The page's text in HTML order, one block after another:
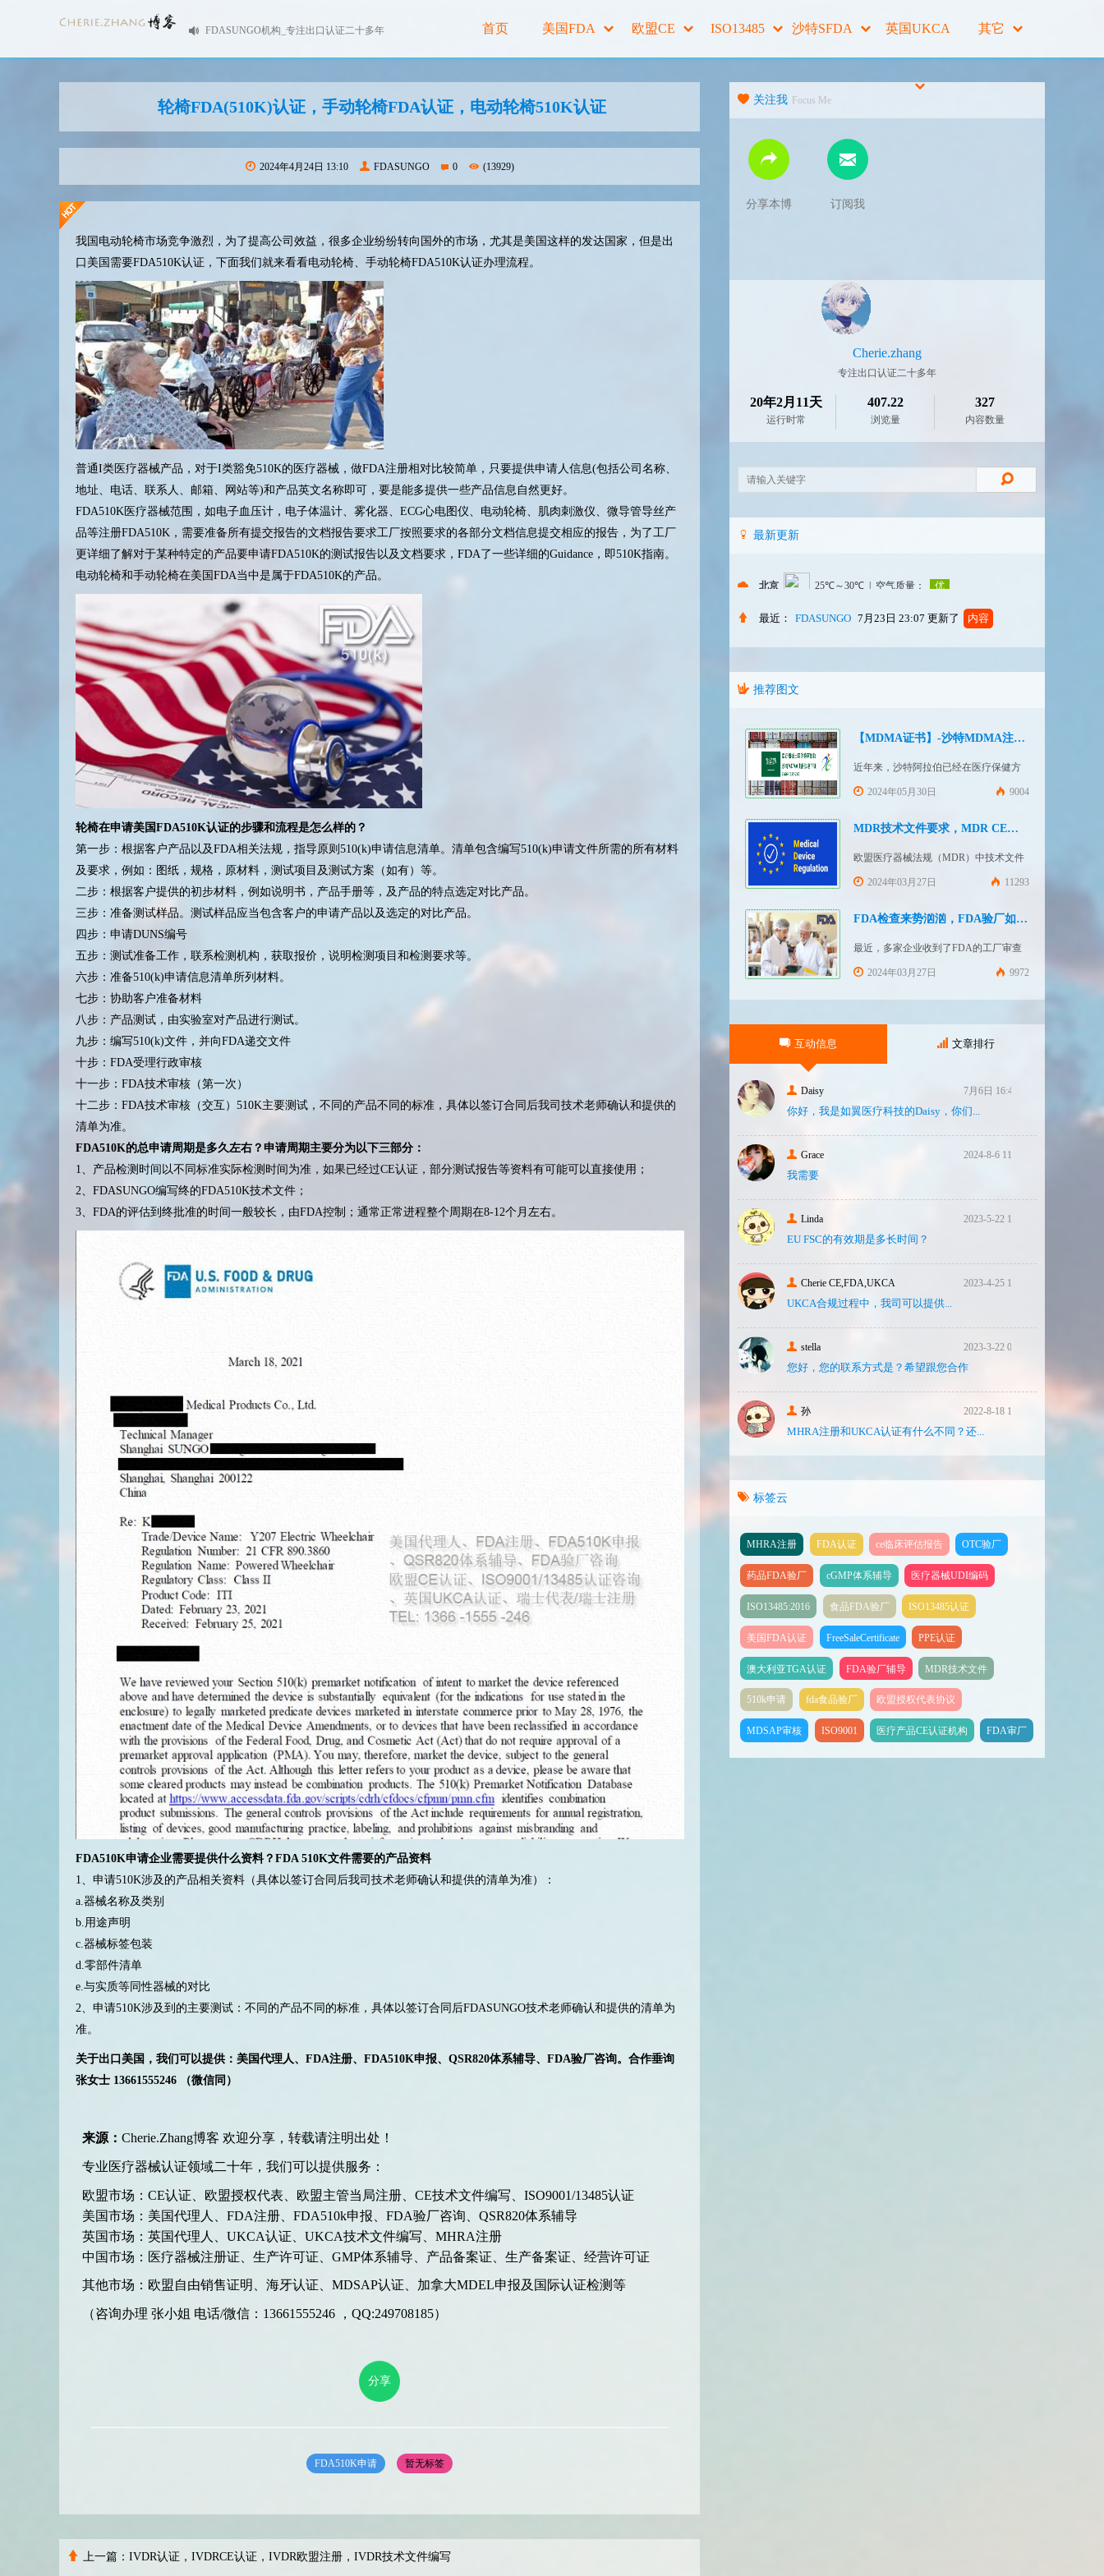
FDASUNGO机构_专注出口认证二十多年 首页 美国FDA 欧盟CE ISO13485 沙特SFDA 英国UKCA 其它
轮椅FDA(510K)认证，手动轮椅FDA认证，电动轮椅510K认证
2024年4月24日 13:10 FDASUNGO 0 (13929)
我国电动轮椅市场竞争激烈，为了提高公司效益，很多企业纷纷转向国外的市场，尤其是美国这样的发达国家，但是出
口美国需要FDA510K认证，下面我们就来看看电动轮椅、手动轮椅FDA510K认证办理流程。
普通I类医疗器械产品，对于I类豁免510K的医疗器械，做FDA注册相对比较简单，只要提供申请人信息(包括公司名称、
地址、电话、联系人、邮箱、网站等)和产品英文名称即可，要是能多提供一些产品信息自然更好。
FDA510K医疗器械范围，如电子血压计，电子体温计、雾化器、ECG心电图仪、电动轮椅、肌肉刺激仪、微导管导丝产
品等注册FDA510K，需要准备所有提交报告的文档报告要求工厂按照要求的各部分文档信息提交相应的报告，为了工厂
更详细了解对于某种特定的产品要申请FDA510K的测试报告以及文档要求，FDA了一些详细的Guidance，即510K指南。
电动轮椅和手动轮椅在美国FDA当中是属于FDA510K的产品。
轮椅在申请美国FDA510K认证的步骤和流程是怎么样的？
第一步：根据客户产品以及FDA相关法规，指导原则510(k)申请信息清单。清单包含编写510(k)申请文件所需的所有材料
及要求，例如：图纸，规格，原材料，测试项目及测试方案（如有）等。
二步：根据客户提供的初步材料，例如说明书，产品手册等，及产品的特点选定对比产品。
三步：准备测试样品。测试样品应当包含客户的申请产品以及选定的对比产品。
四步：申请DUNS编号
五步：测试准备工作，联系检测机构，获取报价，说明检测项目和检测要求等。
六步：准备510(k)申请信息清单所列材料。
七步：协助客户准备材料
八步：产品测试，由实验室对产品进行测试。
九步：编写510(k)文件，并向FDA递交文件
十步：FDA受理行政审核
十一步：FDA技术审核（第一次）
十二步：FDA技术审核（交互）510K主要测试，不同的产品不同的标准，具体以签订合同后我司技术老师确认和提供的
清单为准。
FDA510K的总申请周期是多久左右？申请周期主要分为以下三部分：
1、产品检测时间以不同标准实际检测时间为准，如果已经过CE认证，部分测试报告等资料有可能可以直接使用；
2、FDASUNGO编写终的FDA510K技术文件；
3、FDA的评估到终批准的时间一般较长，由FDA控制；通常正常进程整个周期在8-12个月左右。
FDA510K申请企业需要提供什么资料？FDA 510K文件需要的产品资料
1、申请510K涉及的产品相关资料（具体以签订合同后我司技术老师确认和提供的清单为准）：
a.器械名称及类别
b.用途声明
c.器械标签包装
d.零部件清单
e.与实质等同性器械的对比
2、申请510K涉及到的主要测试：不同的产品不同的标准，具体以签订合同后FDASUNGO技术老师确认和提供的清单为
准。
关于出口美国，我们可以提供：美国代理人、FDA注册、FDA510K申报、QSR820体系辅导、FDA验厂咨询。合作垂询
张女士 13661555246 （微信同）
来源： Cherie.Zhang博客 欢迎分享，转载请注明出处！
专业医疗器械认证领域二十年，我们可以提供服务：
欧盟市场：CE认证、欧盟授权代表、欧盟主管当局注册、CE技术文件编写、ISO9001/13485认证
美国市场：美国代理人、FDA注册、FDA510k申报、FDA验厂咨询、QSR820体系辅导
英国市场：英国代理人、UKCA认证、UKCA技术文件编写、MHRA注册
中国市场：医疗器械注册证、生产许可证、GMP体系辅导、产品备案证、生产备案证、经营许可证
其他市场：欧盟自由销售证明、海牙认证、MDSAP认证、加拿大MDEL申报及国际认证检测等
（咨询办理 张小姐 电话/微信：13661555246 ，QQ:249708185）
分享
FDA510K申请 暂无标签
上一篇： IVDR认证，IVDRCE认证，IVDR欧盟注册，IVDR技术文件编写
关注我 Focus Me
分享本博 订阅我
Cherie.zhang
专注出口认证二十多年
20年2月11天
运行时常
407.22
浏览量
327
内容数量
最新更新
最近： FDASUNGO 7月23日 23:07 更新了 内容
推荐图文
【MDMA证书】-沙特MDMA注册快速下证
近年来，沙特阿拉伯已经在医疗保健方
面投入大量资金并将继续增加支出，这
场。然而，想要在该国销售其设备的制
须在沙特阿拉伯获得其设备的授权。开
启沙特医疗器械上市合规业务，
块。F
2024年05月30日 9004
MDR技术文件要求，MDR CE认证办理
欧盟医疗器械法规（MDR）中技术文件
的主要目的是证明医疗器械满足一般安
疗设备都必须提供技术文件。MDR附件
MDR技术文档结构：设备描述和规格，
2024年03月27日 11293
FDA检查来势汹汹，FDA验厂如何应对？
最近，多家企业收到了FDA的工厂审查
通知，我们作为美代也收到了FDA要求
（MarcoRubio）联合8位参议员认为FDA
疏于检查中国和印度等美国以外的药械
制造商（尤其是医疗器械）并已危及美
国患者和美国国内厂商，因此联
2024年03月27日 9972
互动信息 文章排行
Daisy 7月6日 16:47
你好，我是如翼医疗科技的Daisy，你们...
Grace 2024-8-6 11:14
我需要
Linda 2023-5-22 10:43
EU FSC的有效期是多长时间？
Cherie CE,FDA,UKCA 2023-4-25 16:24
UKCA合‮过规‬程中，我司可‮提以‬供...
stella 2023-3-22 08:31
您好，您的联系方式是？希望跟您合作
孙 2022-8-18 17:47
MHRA注册和UKCA认证有什么不同？还...
标签云
MHRA注册 FDA认证 ce临床评估报告 OTC验厂
药品FDA验厂 cGMP体系辅导 医疗器械UDI编码
ISO13485:2016 食品FDA验厂 ISO13485认证
美国FDA认证 FreeSaleCertificate PPE认证
澳大利亚TGA认证 FDA验厂辅导 MDR技术文件
510k申请 fda食品验厂 欧盟授权代表协议
MDSAP审核 ISO9001 医疗产品CE认证机构 FDA审厂